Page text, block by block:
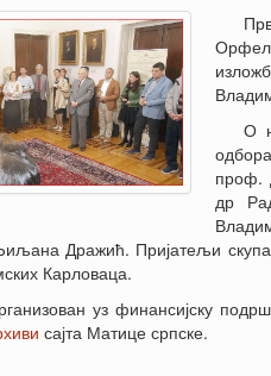
О
проф.
др
Дражић. Пријатељи скупа
Карловаца.
уз финансијску
сајта Матице српске.